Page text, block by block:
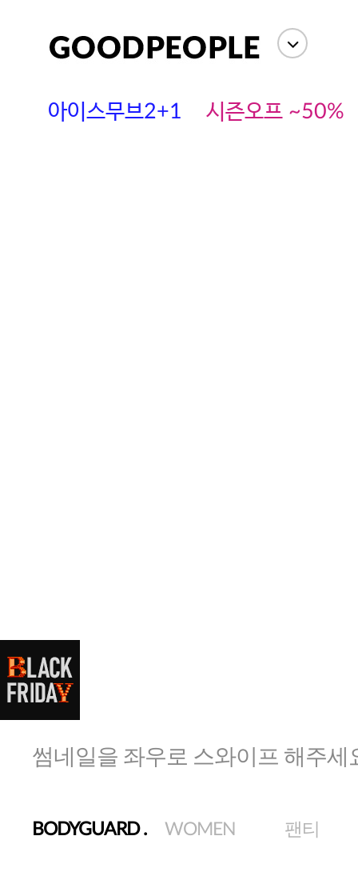
아이스무브2+1 시즌오프 ~50%
썸네일을 좌우로 스와이프 해주세
BODYGUARD. WOMEN 팬티